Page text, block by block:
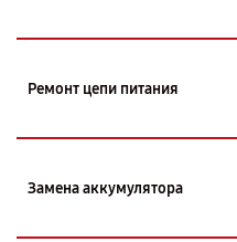
Ремонт цепи питания
Замена аккумулятора